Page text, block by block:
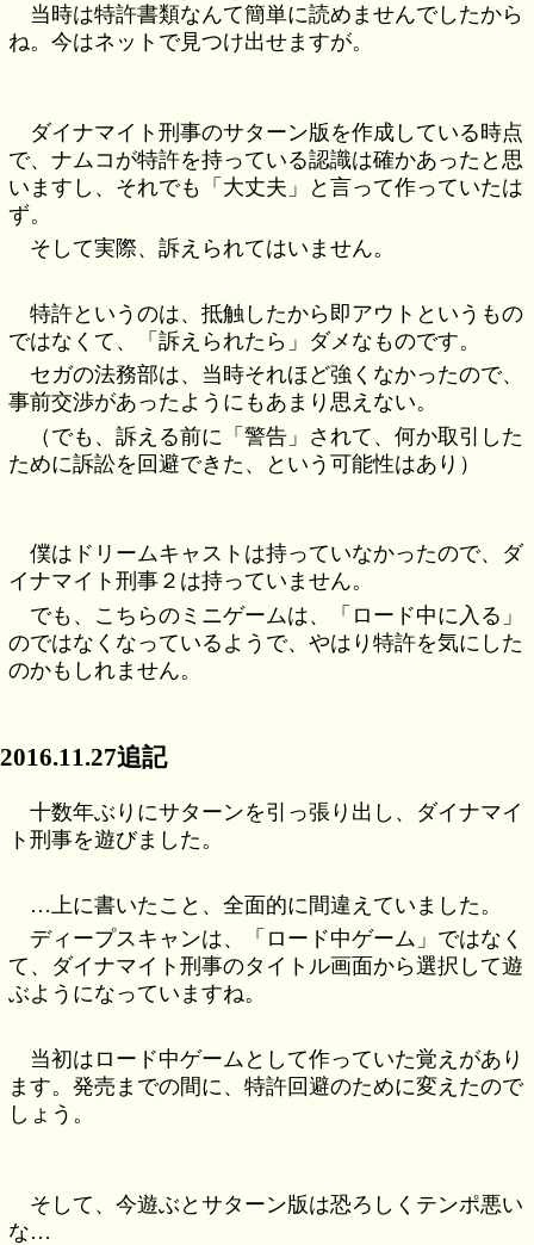
当時は特許書類なんて簡単に読めませんでしたから
ね。今はネットで見つけ出せますが。
ダイナマイト刑事のサターン版を作成している時点
で、ナムコが特許を持っている認識は確かあったと思
いますし、それでも「大丈夫」と言って作っていたは
ず。
そして実際、訴えられてはいません。
特許というのは、抵触したから即アウトというもの
ではなくて、「訴えられたら」ダメなものです。
セガの法務部は、当時それほど強くなかったので、
事前交渉があったようにもあまり思えない。
（でも、訴える前に「警告」されて、何か取引した
ために訴訟を回避できた、という可能性はあり）
僕はドリームキャストは持っていなかったので、ダ
イナマイト刑事２は持っていません。
でも、こちらのミニゲームは、「ロード中に入る」
のではなくなっているようで、やはり特許を気にした
のかもしれません。
2016.11.27追記
十数年ぶりにサターンを引っ張り出し、ダイナマイ
ト刑事を遊びました。
…上に書いたこと、全面的に間違えていました。
ディープスキャンは、「ロード中ゲーム」ではなく
て、ダイナマイト刑事のタイトル画面から選択して遊
ぶようになっていますね。
当初はロード中ゲームとして作っていた覚えがあり
ます。発売までの間に、特許回避のために変えたので
しょう。
そして、今遊ぶとサターン版は恐ろしくテンポ悪い
な…